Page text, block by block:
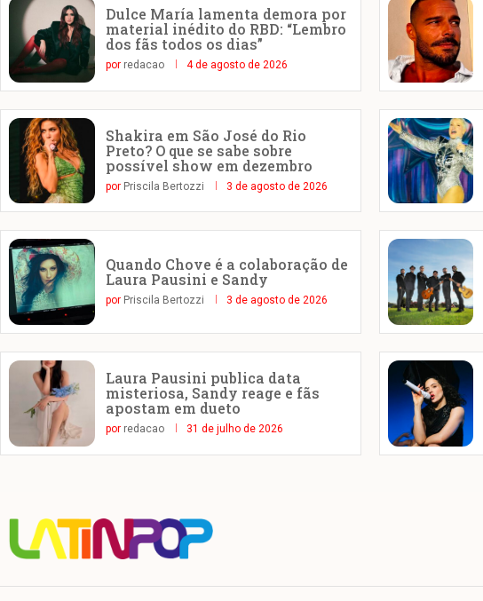
Dulce María lamenta demora por
material inédito do RBD: “Lembro
dos fãs todos os dias”
por redacao 4 de agosto de 2026
Shakira em São José do Rio
Preto? O que se sabe sobre
possível show em dezembro
por Priscila Bertozzi 3 de agosto de 2026
Quando Chove é a colaboração de
Laura Pausini e Sandy
por Priscila Bertozzi 3 de agosto de 2026
Laura Pausini publica data
misteriosa, Sandy reage e fãs
apostam em dueto
por redacao 31 de julho de 2026